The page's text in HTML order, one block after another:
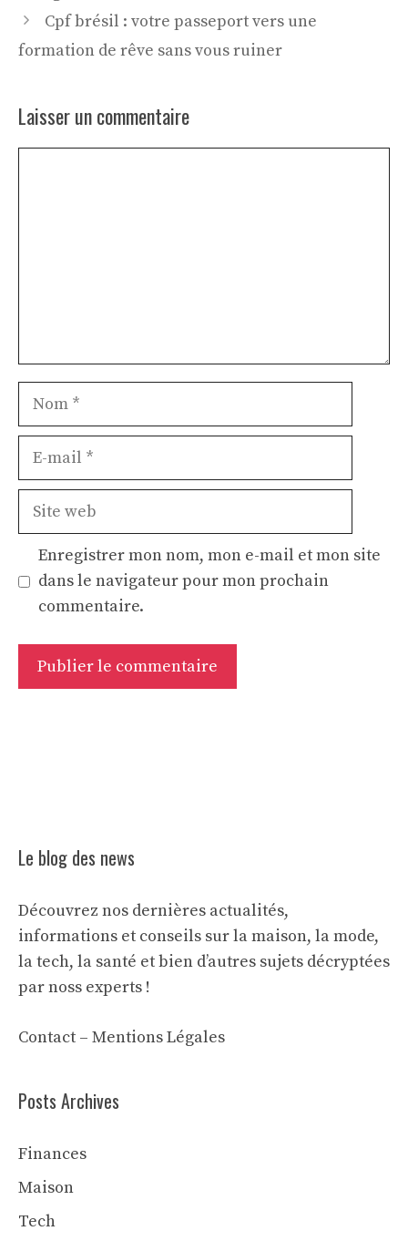
Cpf brésil : votre passeport vers une
formation de rêve sans vous ruiner
Laisser un commentaire
Nom
Site
Enregistrer mon nom, mon e-mail et mon site
dans le navigateur pour mon prochain
commentaire.
Le blog des news
Découvrez nos dernières actualités,
informations et conseils sur la maison, la mode,
la tech, la santé et bien d’autres sujets décryptées
par noss experts !
Contact – Mentions Légales
Posts Archives
Finances
Maison
Tech